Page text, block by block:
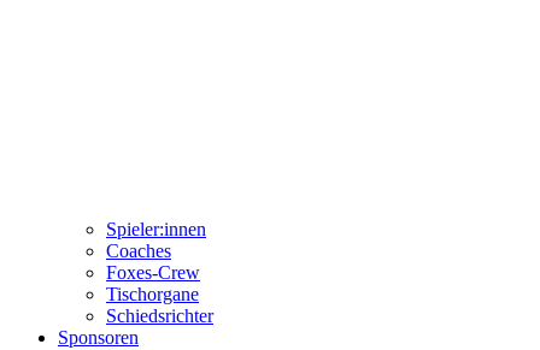
Spieler:innen
Coaches
Foxes-Crew
Tischorgane
Schiedsrichter
Sponsoren